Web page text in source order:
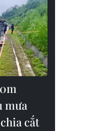
mưa
cắt